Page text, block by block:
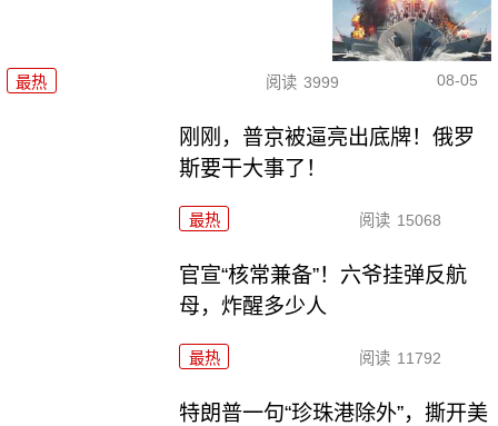
最热 阅读 3999 08-05
刚刚，普京被逼亮出底牌！俄罗
斯要干大事了！
最热 阅读 15068
官宣“核常兼备”！六爷挂弹反航
母，炸醒多少人
最热 阅读 11792
特朗普一句“珍珠港除外”，撕开美